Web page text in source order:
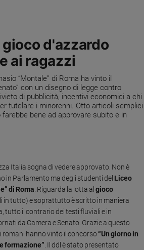
d'azzardo
ai ragazzi
“Montale” di Roma ha vinto il
con un disegno di legge contro
di pubblicità, incentivi economici a chi
tutelare i minorenni. Otto articoli semplici
bene ad approvare subito e in
Italia sogna di vedere approvato. Non è
in Parlamento ma degli studenti del Liceo
di Roma. Riguarda la lotta al gioco
in tutto) e soprattutto è scritto in maniera
tutto il contrario dei testi fluviali e in
da Camera e Senato. Grazie a questo
romani hanno vinto il concorso“Un giorno in
formazione”. Il ddl è stato presentato